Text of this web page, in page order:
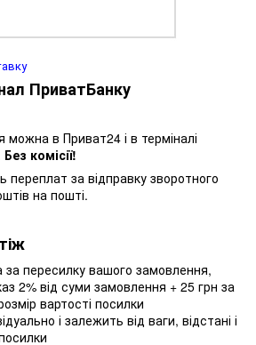
ПриватБанку
в Приват24 і в терміналі
Без комісії!
переплат за відправку зворотного
на пошті.
за пересилку вашого замовлення,
2% від суми замовлення + 25 грн за
вартості посилки
і залежить від ваги, відстані і